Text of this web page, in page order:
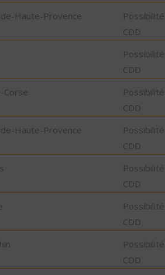
Haute-Provence
CDD
CDD
Corse
CDD
Haute-Provence
CDD
CDD
CDD
CDD